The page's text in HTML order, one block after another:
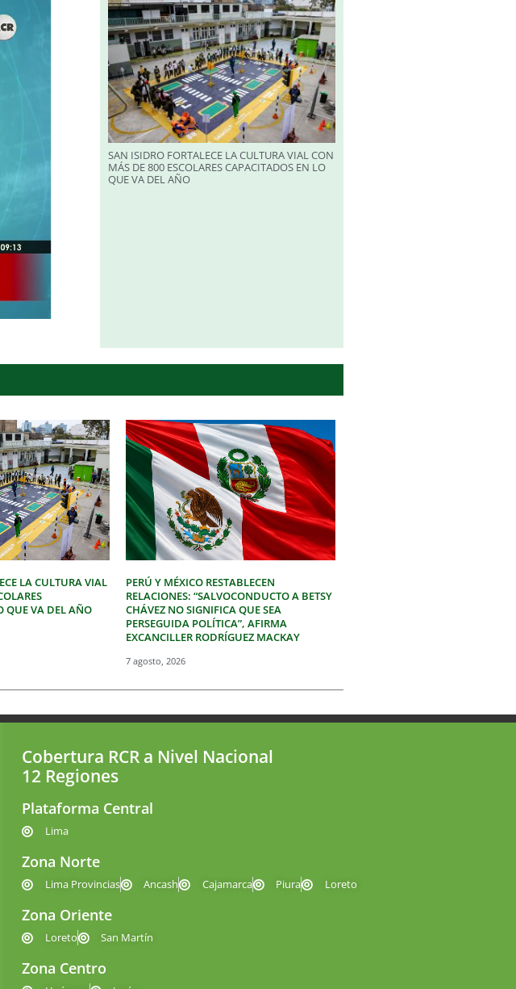
SAN ISIDRO FORTALECE LA CULTURA VIAL CON
MÁS DE 800 ESCOLARES CAPACITADOS EN LO
QUE VA DEL AÑO
LA CULTURA VIAL
QUE VA DEL AÑO
PERÚ Y MÉXICO RESTABLECEN
RELACIONES: “SALVOCONDUCTO A BETSY
CHÁVEZ NO SIGNIFICA QUE SEA
PERSEGUIDA POLÍTICA”, AFIRMA
EXCANCILLER RODRÍGUEZ MACKAY
7 agosto, 2026
Cobertura RCR a Nivel Nacional
12 Regiones
Plataforma Central
Lima
Zona Norte
Lima Provincias Ancash Cajamarca Piura Loreto
Zona Oriente
Loreto San Martín
Zona Centro